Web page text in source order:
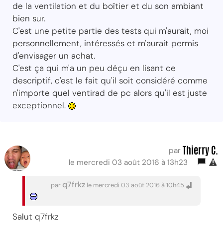
de la ventilation et du boîtier et du son ambiant
bien sur.
C'est une petite partie des tests qui m'aurait, moi
personnellement, intéressés et m'aurait permis
d'envisager un achat.
C'est ça qui m'a un peu déçu en lisant ce
descriptif, c'est le fait qu'il soit considéré comme
n'importe quel ventirad de pc alors qu'il est juste
exceptionnel.
par Thierry C.
le mercredi 03 août 2016 à 13h23
par q7frkz le mercredi 03 août 2016 à 10h45
Salut q7frkz